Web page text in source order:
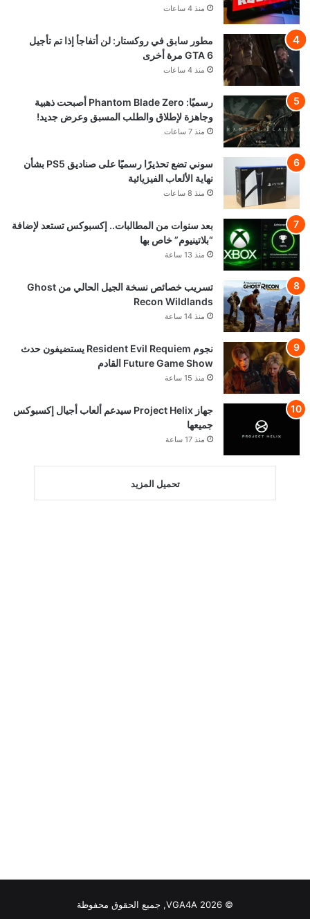
منذ 4 ساعات
مطور سابق في روكستار: لن أتفاجأ إذا تم تأجيل
GTA 6 مرة أخرى
منذ 4 ساعات
رسميًا: Phantom Blade Zero أصبحت ذهبية
وجاهزة لإطلاق والطلب المسبق وعرض جديد!
منذ 7 ساعات
سوني تضع تحذيرًا رسميًا على صناديق PS5 بشأن
نهاية الألعاب الفيزيائية
منذ 8 ساعات
بعد سنوات من المطالبات.. إكسبوكس تستعد لإضافة
“بلاتينيوم” خاص بها
منذ 13 ساعة
تسريب خصائص نسخة الجيل الحالي من Ghost
Recon Wildlands
منذ 14 ساعة
نجوم Resident Evil Requiem يستضيفون حدث
Future Game Show القادم
منذ 15 ساعة
جهاز Project Helix سيدعم ألعاب أجيال إكسبوكس
جميعها
منذ 17 ساعة
تحميل المزيد
© VGA4A 2026, جميع الحقوق محفوظة